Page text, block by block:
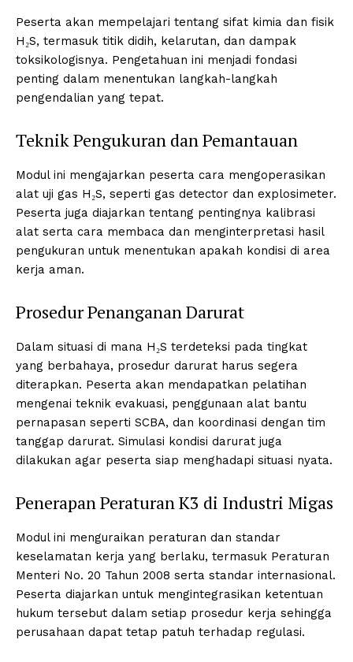
Peserta akan mempelajari tentang sifat kimia dan fisik
H₂S, termasuk titik didih, kelarutan, dan dampak
toksikologisnya. Pengetahuan ini menjadi fondasi
penting dalam menentukan langkah-langkah
pengendalian yang tepat.
Teknik Pengukuran dan Pemantauan
Modul ini mengajarkan peserta cara mengoperasikan
alat uji gas H₂S, seperti gas detector dan explosimeter.
Peserta juga diajarkan tentang pentingnya kalibrasi
alat serta cara membaca dan menginterpretasi hasil
pengukuran untuk menentukan apakah kondisi di area
kerja aman.
Prosedur Penanganan Darurat
Dalam situasi di mana H₂S terdeteksi pada tingkat
yang berbahaya, prosedur darurat harus segera
diterapkan. Peserta akan mendapatkan pelatihan
mengenai teknik evakuasi, penggunaan alat bantu
pernapasan seperti SCBA, dan koordinasi dengan tim
tanggap darurat. Simulasi kondisi darurat juga
dilakukan agar peserta siap menghadapi situasi nyata.
Penerapan Peraturan K3 di Industri Migas
Modul ini menguraikan peraturan dan standar
keselamatan kerja yang berlaku, termasuk Peraturan
Menteri No. 20 Tahun 2008 serta standar internasional.
Peserta diajarkan untuk mengintegrasikan ketentuan
hukum tersebut dalam setiap prosedur kerja sehingga
perusahaan dapat tetap patuh terhadap regulasi.